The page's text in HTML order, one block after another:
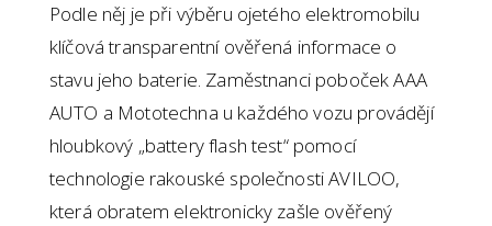
Podle něj je při výběru ojetého elektromobilu
klíčová transparentní ověřená informace o
stavu jeho baterie. Zaměstnanci poboček AAA
AUTO a Mototechna u každého vozu provádějí
hloubkový „battery flash test“ pomocí
technologie rakouské společnosti AVILOO,
která obratem elektronicky zašle ověřený